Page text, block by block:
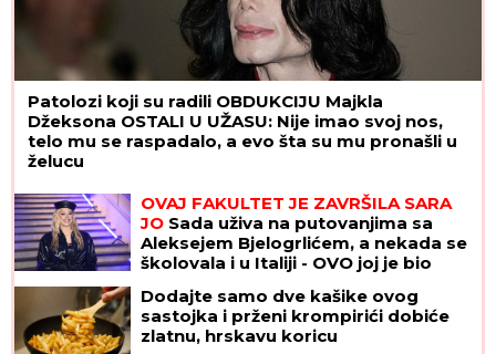
Patolozi koji su radili OBDUKCIJU Majkla
Džeksona OSTALI U UŽASU: Nije imao svoj nos,
telo mu se raspadalo, a evo šta su mu pronašli u
želucu
ČEKA DETE SA LJUBAVNICOM Ana
Radulović bez dlake na jeziku o
pevaču koji je ostavio ženu i decu:
"Ježim se od toga"
JOSada uživa na putovanjima sa
Aleksejem Bjelogrlićem, a nekada se
školovala i u Italiji - OVO joj je bio